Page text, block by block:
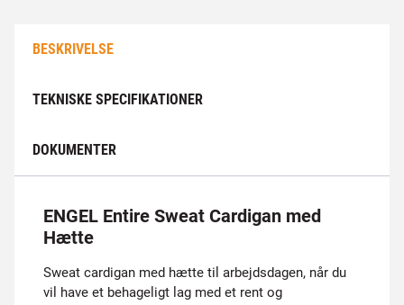
BESKRIVELSE
TEKNISKE SPECIFIKATIONER
DOKUMENTER
ENGEL Entire Sweat Cardigan med
Hætte
Sweat cardigan med hætte til arbejdsdagen, når du
vil have et behageligt lag med et rent og